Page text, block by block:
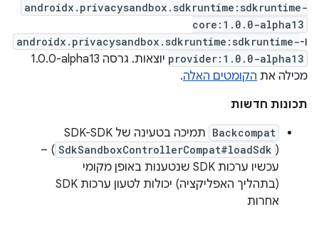
androidx.privacysandbox.sdkruntime:sdkruntime-
core:1.0.0-alpha13
ו-androidx.privacysandbox.sdkruntime:sdkruntime-
provider:1.0.0-alpha13
יוצאות. גרסה ‎1.0.0-alpha13
מכילה את הקומטים האלה.
תכונות חדשות
Backcompat
(
SdkSandboxControllerCompat#loadSdk
) –
עכשיו ערכות SDK שנטענות באופן מקומי
(בתהליך האפליקציה) יכולות לטעון ערכות SDK
אחרות